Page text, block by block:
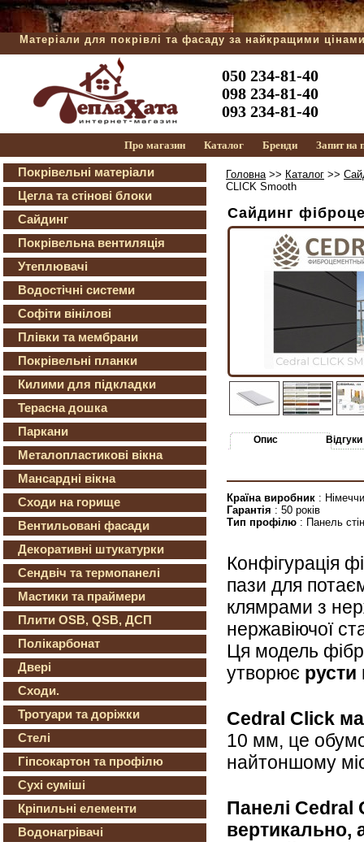
Матеріали для покрівлі та фасаду за найкращими
050 234-81-40
098 234-81-40
093 234-81-40
Про магазин Каталог Бренди Запит на
Покрівельні матеріали
Цегла та стінові блоки
Сайдинг
Покрівельна вентиляція
Утеплювачі
Водостічні системи
Софіти вінілові
Плівки та мембрани
Покрівельні планки
Килими для підкладки
Терасна дошка
Паркани
Металопластикові вікна
Мансардні вікна
Сходи на горище
Вентильовані фасади
Декоративні штукатурки
Сендвіч та термопанелі
Мастики та праймери
Плити OSB, QSB, ДСП
Полікарбонат
Двері
Сходи.
Тротуари та доріжки
Стелі
Гіпсокартон та профілю
Сухі суміші
Кріпильні елементи
Водонагрівачі
Головна>> Каталог >>
CLICK Smooth
Сайдинг
Опис Відгуки
Країна виробник :
Гарантія : 50 років
Тип профілю : Панель
Конфігурація
пази для
клямрами з
нержавіючої
Ця модель
утворює
Cedral Click
10 мм, це
найтоншому
Панелі Cedral
вертикально,